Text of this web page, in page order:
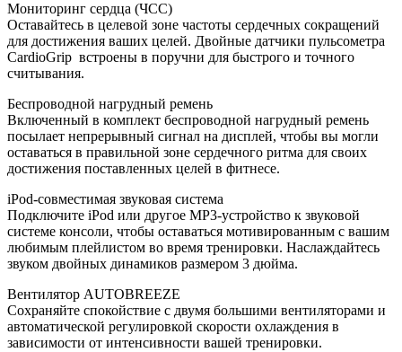
Мониторинг сердца (ЧСС)
Оставайтесь в целевой зоне частоты сердечных сокращений
для достижения ваших целей. Двойные датчики пульсометра
CardioGrip встроены в поручни для быстрого и точного
считывания.
Беспроводной нагрудный ремень
Включенный в комплект беспроводной нагрудный ремень
посылает непрерывный сигнал на дисплей, чтобы вы могли
оставаться в правильной зоне сердечного ритма для своих
достижения поставленных целей в фитнесе.
iPod-совместимая звуковая система
Подключите iPod или другое MP3-устройство к звуковой
системе консоли, чтобы оставаться мотивированным с вашим
любимым плейлистом во время тренировки. Наслаждайтесь
звуком двойных динамиков размером 3 дюйма.
Вентилятор AUTOBREEZE
Сохраняйте спокойствие с двумя большими вентиляторами и
автоматической регулировкой скорости охлаждения в
зависимости от интенсивности вашей тренировки.